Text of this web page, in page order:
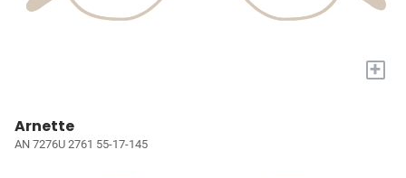
+
Arnette
AN 7276U 2761 55-17-145